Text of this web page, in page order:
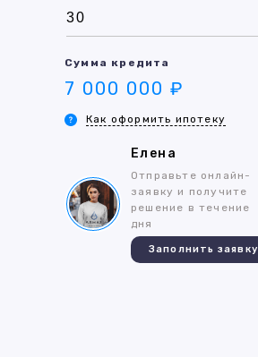
Сумма кредита
7 000 000 ₽
Как оформить ипотеку
Елена
Отправьте онлайн-
заявку и получите
решение в течение
дня
Заполнить заявку